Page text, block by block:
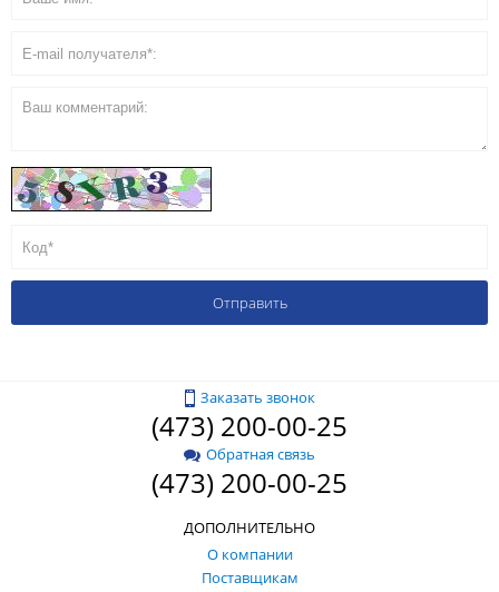
Заказать звонок
(473) 200-00-25
Обратная связь
(473) 200-00-25
ДОПОЛНИТЕЛЬНО
О компании
Поставщикам